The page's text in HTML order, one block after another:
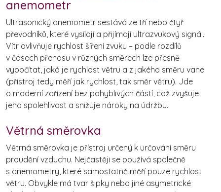
anemometr
Ultrasonický anemometr sestává ze tří nebo čtyř
převodníků, které vysílají a přijímají ultrazvukový signál.
Vítr ovlivňuje rychlost šíření zvuku – podle rozdílů
v časech přenosu v různých směrech lze přesně
vypočítat, jaká je rychlost větru a z jakého směru vane
(přístroj tedy měří jak rychlost, tak směr větru). Jde
o moderní zařízení bez pohyblivých částí, což zvyšuje
jeho spolehlivost a snižuje nároky na údržbu.
Větrná směrovka
Větrná směrovka je přístroj určený k určování směru
proudění vzduchu. Nejčastěji se používá společně
s anemometry, které samostatně měří pouze rychlost
větru. Obvykle má tvar šipky nebo jiné asymetrické